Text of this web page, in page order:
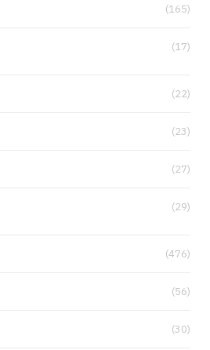
(165)
(17)
(22)
(23)
(27)
(29)
(476)
(56)
(30)